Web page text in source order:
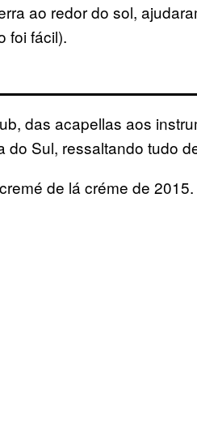
ao redor do sol,
foi fácil).
das acapellas aos
do Sul, ressaltando tudo
de lá créme de 2015.